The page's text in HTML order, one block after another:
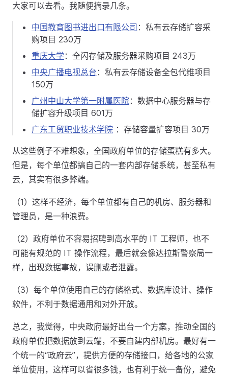
大家可以去看。我随便摘录几条。
中国教育图书进出口有限公司 ：私有云存储扩容采
购项目 230万
重庆大学：全闪存储及服务器采购项目 243万
中央广播电视总台 ：私有云存储设备全包代维项目
150万
广州中山大学第一附属医院：数据中心服务器与存
储扩容升级项目 601万
广东工贸职业技术学院 ：存储容量扩容项目 30万
从这些例子不难想象，全国政府单位的存储蛋糕有多大。
但是，每个单位都搞自己的一套内部存储系统，甚至私有
云，其实有很多弊端。
（1）这样不经济，每个单位都有自己的机房、服务器和
管理员，是一种浪费。
（2）政府单位不容易招聘到高水平的 IT 工程师，也不
可能有规范的 IT 操作流程，最后就会像达拉斯警察局一
样，出现数据事故，误删或者泄露。
（3）每个单位使用自己的存储格式、数据库设计、操作
软件，不利于数据通用和对外开放。
总之，我觉得，中央政府最好出台一个方案，推动全国的
政府单位把数据放到云端，不要自建内部机房。最好有一
个统一的“政府云”，提供方便的存储接口，给各地的公家
单位使用，这样可以省很多钱，也有利于统一备份，避免